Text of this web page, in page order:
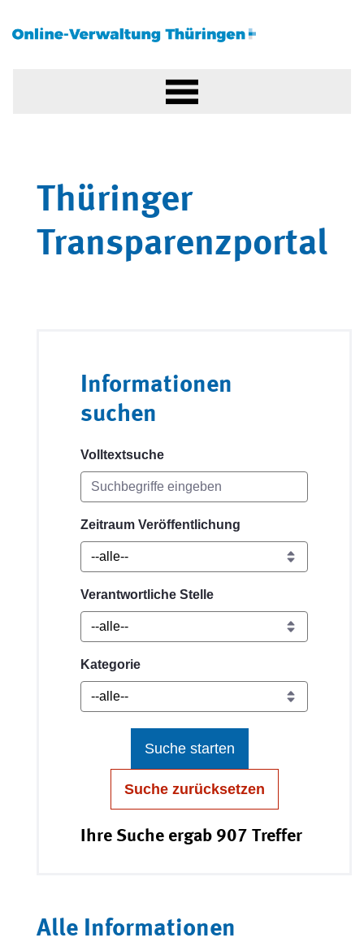
Thüringer
Transparenzportal
Informationen
suchen
Volltextsuche
Zeitraum Veröffentlichung
Verantwortliche Stelle
Kategorie
Suche starten
Suche zurücksetzen
Ihre Suche ergab 907 Treffer
Alle Informationen